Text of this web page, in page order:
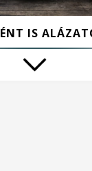
IS